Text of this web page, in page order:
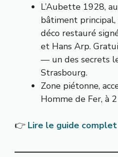
L’Aubette 1928,
bâtiment
déco restauré
et Hans Arp.
— un des secrets
Strasbourg.
Zone piétonne,
Homme de Fer, à
👉 Lire le guide